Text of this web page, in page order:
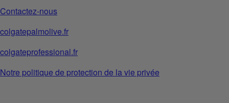
Contactez-nous
colgatepalmolive.fr
colgateprofessional.fr
Notre politique de protection de la vie privée